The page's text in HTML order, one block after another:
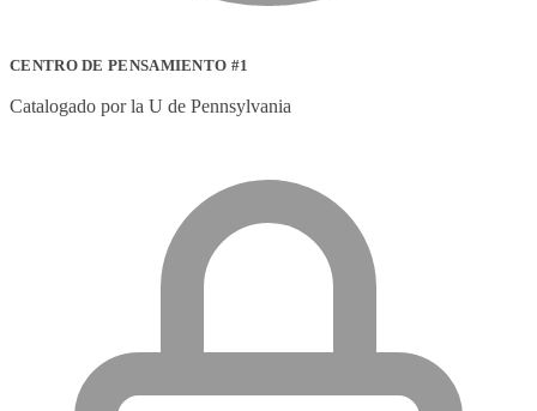
CENTRO DE PENSAMIENTO #1
Catalogado por la U de Pennsylvania